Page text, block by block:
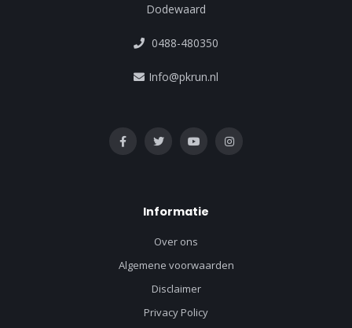
Dodewaard
0488-480350
Info@pkrun.nl
Informatie
Over ons
Algemene voorwaarden
Disclaimer
Privacy Policy